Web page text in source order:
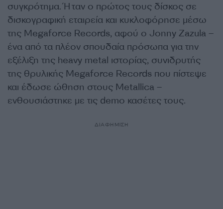
συγκρότημα. Ήταν ο πρώτος τους δίσκος σε
δισκογραφική εταιρεία και κυκλοφόρησε μέσω
της Megaforce Records, αφού ο Jonny Zazula –
ένα από τα πλέον σπουδαία πρόσωπα για την
εξέλιξη της heavy metal ιστορίας, συνιδρυτής
της θρυλικής Megaforce Records που πίστεψε
και έδωσε ώθηση στους Metallica –
ενθουσιάστηκε με τις demo κασέτες τους.
ΔΙΑΦΗΜΙΣΗ